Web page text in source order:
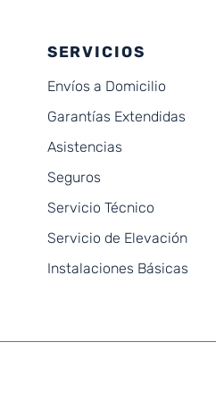
SERVICIOS
Envíos a Domicilio
Garantías Extendidas
Asistencias
Seguros
Servicio Técnico
Servicio de Elevación
Instalaciones Básicas